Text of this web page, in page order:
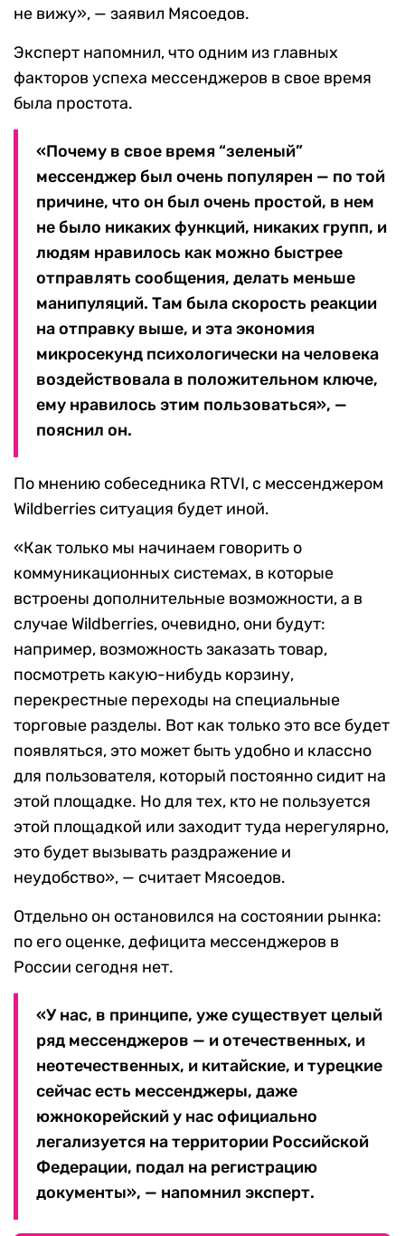
не вижу», — заявил Мясоедов.
Эксперт напомнил, что одним из главных
факторов успеха мессенджеров в свое время
была простота.
«Почему в свое время “зеленый”
мессенджер был очень популярен — по той
причине, что он был очень простой, в нем
не было никаких функций, никаких групп, и
людям нравилось как можно быстрее
отправлять сообщения, делать меньше
манипуляций. Там была скорость реакции
на отправку выше, и эта экономия
микросекунд психологически на человека
воздействовала в положительном ключе,
ему нравилось этим пользоваться», —
пояснил он.
По мнению собеседника RTVI, с мессенджером
Wildberries ситуация будет иной.
«Как только мы начинаем говорить о
коммуникационных системах, в которые
встроены дополнительные возможности, а в
случае Wildberries, очевидно, они будут:
например, возможность заказать товар,
посмотреть какую-нибудь корзину,
перекрестные переходы на специальные
торговые разделы. Вот как только это все будет
появляться, это может быть удобно и классно
для пользователя, который постоянно сидит на
этой площадке. Но для тех, кто не пользуется
этой площадкой или заходит туда нерегулярно,
это будет вызывать раздражение и
неудобство», — считает Мясоедов.
Отдельно он остановился на состоянии рынка:
по его оценке, дефицита мессенджеров в
России сегодня нет.
«У нас, в принципе, уже существует целый
ряд мессенджеров — и отечественных, и
неотечественных, и китайские, и турецкие
сейчас есть мессенджеры, даже
южнокорейский у нас официально
легализуется на территории Российской
Федерации, подал на регистрацию
документы», — напомнил эксперт.